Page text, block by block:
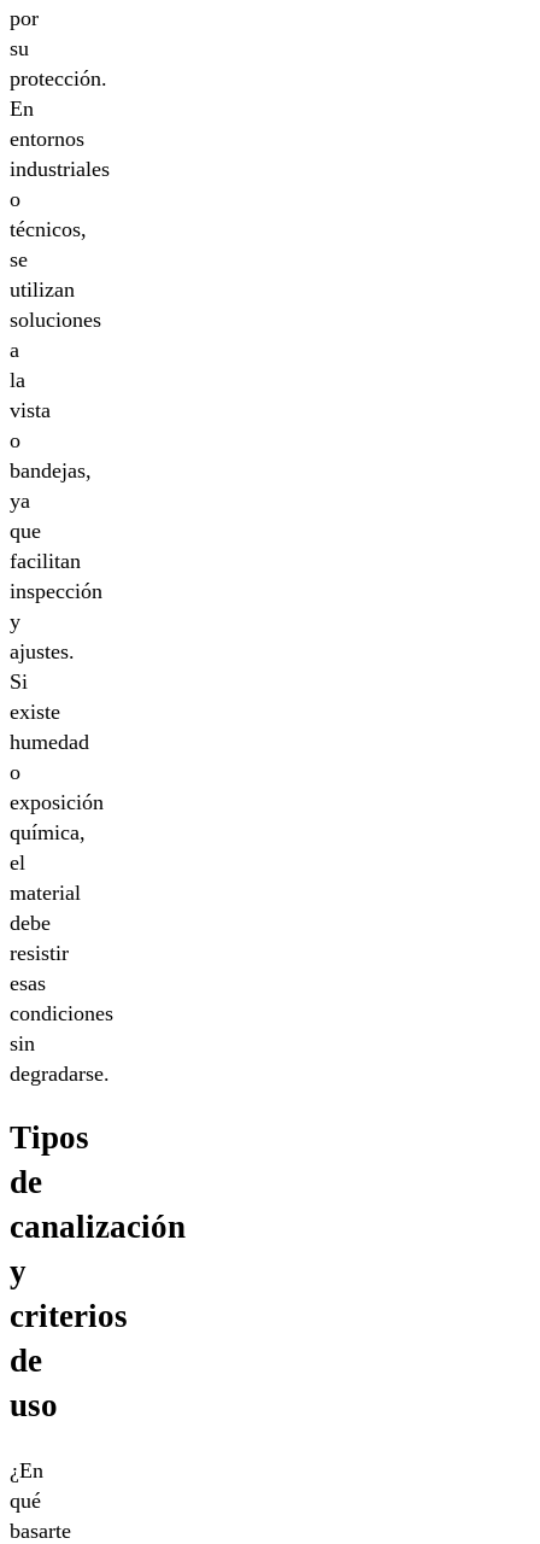
por
su
protección.
En
entornos
industriales
o
técnicos,
se
utilizan
soluciones
a
la
vista
o
bandejas,
ya
que
facilitan
inspección
y
ajustes.
Si
existe
humedad
o
exposición
química,
el
material
debe
resistir
esas
condiciones
sin
degradarse.
Tipos
de
canalización
y
criterios
de
uso
¿En
qué
basarte